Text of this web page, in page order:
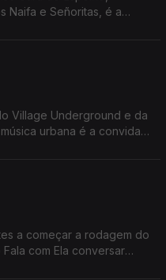
Naifa e Señoritas, é a
urbana é a convidada
a começar a rodagem do
com Ela conversar